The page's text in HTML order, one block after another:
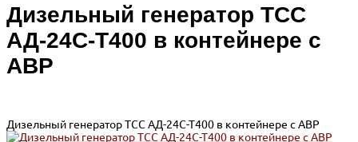
Дизельный генератор ТСС
АД-24С-Т400 в контейнере с
АВР
Дизельный генератор ТСС АД-24С-Т400 в контейнере с АВР